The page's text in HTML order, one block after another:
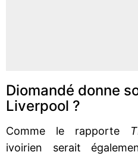
Diomandé donne
Liverpool ?
Comme le rapporte
ivoirien serait